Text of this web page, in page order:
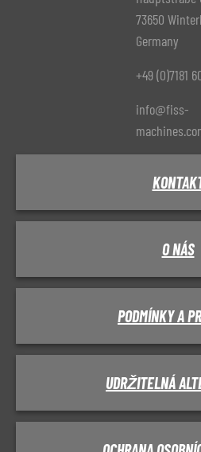
73650
Germany
+49 (0)7181
info@fiss-
O NÁS
PODMÍNKY A
UDRŽITELNÁ